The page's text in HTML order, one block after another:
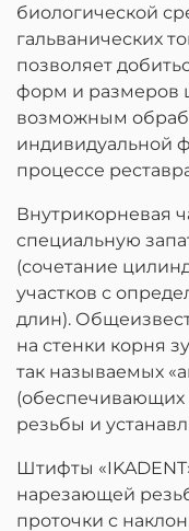
биологической
гальванических
позволяет
форм и размеров
возможным
индивидуальной
процессе
Внутрикорневая
специальную
(сочетание
участков с
длин).
на стенки корня
так называемых
(обеспечивающих
резьбы и
Штифты
нарезающей
проточки с